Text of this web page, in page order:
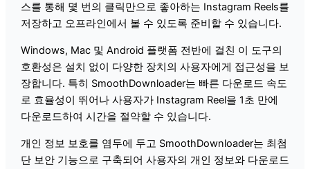
스를 통해 몇 번의 클릭만으로 좋아하는 Instagram Reels를
저장하고 오프라인에서 볼 수 있도록 준비할 수 있습니다.
Windows, Mac 및 Android 플랫폼 전반에 걸친 이 도구의
호환성은 설치 없이 다양한 장치의 사용자에게 접근성을 보
장합니다. 특히 SmoothDownloader는 빠른 다운로드 속도
로 효율성이 뛰어나 사용자가 Instagram Reel을 1초 만에
다운로드하여 시간을 절약할 수 있습니다.
개인 정보 보호를 염두에 두고 SmoothDownloader는 최첨
단 보안 기능으로 구축되어 사용자의 개인 정보와 다운로드